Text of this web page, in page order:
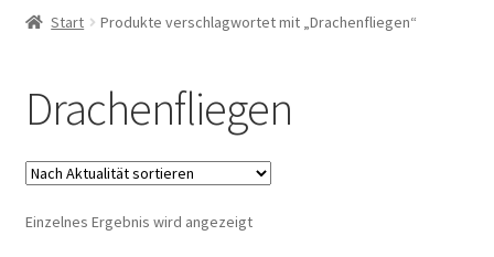
Cookie-Richtlinie (EU)
Datenschutzbelehrung
Echtheit von Bewertungen
Start Produkte verschlagwortet mit „Drachenfliegen“
Drachenfliegen
Einzelnes Ergebnis wird angezeigt